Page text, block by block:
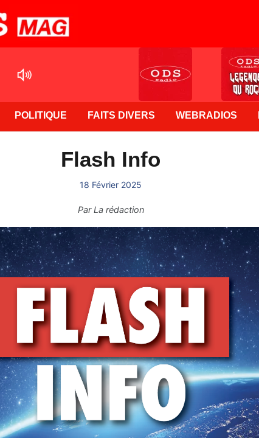
POLITIQUE FAITS DIVERS WEBRADIOS
Flash Info
18 Février 2025
ParLa rédaction